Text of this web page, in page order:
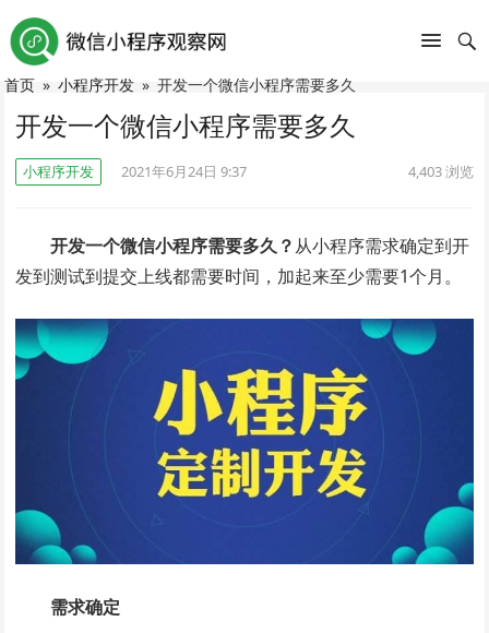
首页 » 小程序开发 » 开发一个微信小程序需要多久
开发一个微信小程序需要多久
小程序开发 2021年6月24日 9:37 4,403浏览
开发一个微信小程序需要多久？从小程序需求确定到开
发到测试到提交上线都需要时间，加起来至少需要1个月。
需求确定